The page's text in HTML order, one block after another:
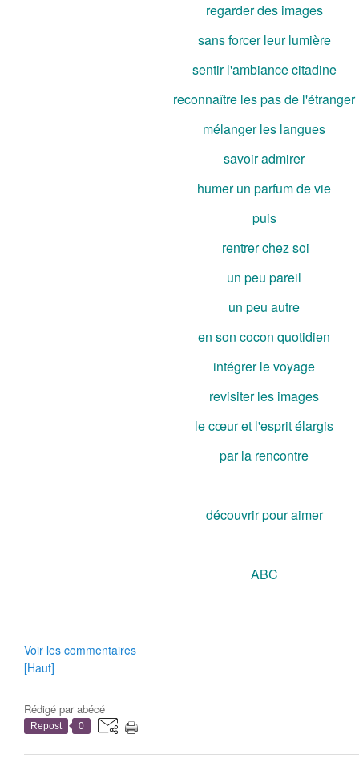
regarder des images
sans forcer leur lumière
sentir l'ambiance citadine
reconnaître les pas de l'étranger
mélanger les langues
savoir admirer
humer un parfum de vie
puis
rentrer chez soi
un peu pareil
un peu autre
en son cocon quotidien
intégrer le voyage
revisiter les images
le cœur et l'esprit élargis
par la rencontre
découvrir pour aimer
ABC
Voir les commentaires
[Haut]
Rédigé parabécé
Repost 0